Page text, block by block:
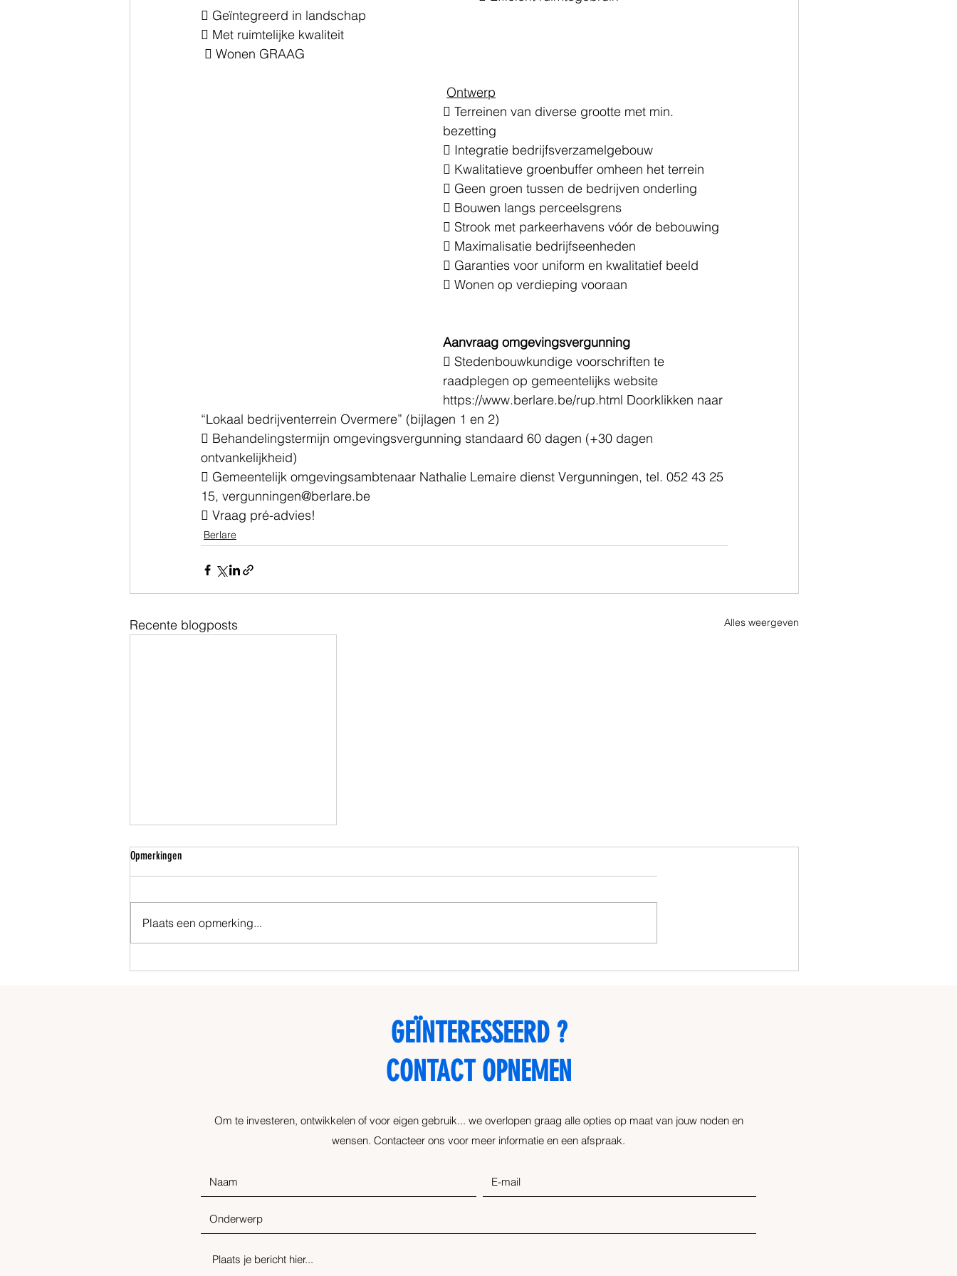
 Geïntegreerd in landschap
 Met ruimtelijke kwaliteit
 Wonen GRAAG
Ontwerp
 Terreinen van diverse grootte met min.
bezetting
 Integratie bedrijfsverzamelgebouw
 Kwalitatieve groenbuffer omheen het terrein
 Geen groen tussen de bedrijven onderling
 Bouwen langs perceelsgrens
 Strook met parkeerhavens vóór de bebouwing
 Maximalisatie bedrijfseenheden
 Garanties voor uniform en kwalitatief beeld
 Wonen op verdieping vooraan
Aanvraag omgevingsvergunning
 Stedenbouwkundige voorschriften te
raadplegen op gemeentelijks website
https://www.berlare.be/rup.html Doorklikken naar
“Lokaal bedrijventerrein Overmere” (bijlagen 1 en 2)
 Behandelingstermijn omgevingsvergunning standaard 60 dagen (+30 dagen
ontvankelijkheid)
 Gemeentelijk omgevingsambtenaar Nathalie Lemaire dienst Vergunningen, tel. 052 43 25
15, vergunningen@berlare.be
 Vraag pré-advies!
Berlare
Recente blogposts Alles weergeven
Opmerkingen
Plaats een opmerking...
Landexplo
Eugène Demolderlaan 89
1030 Brussel
GEÏNTERESSEERD ?
CONTACT OPNEMEN​
Om te investeren, ontwikkelen of voor eigen gebruik... we overlopen graag alle opties op maat van jouw noden en
wensen. Contacteer ons voor meer informatie en een afspraak.